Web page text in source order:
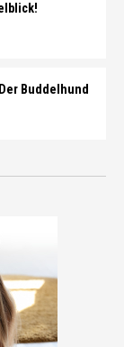
Buddelhund